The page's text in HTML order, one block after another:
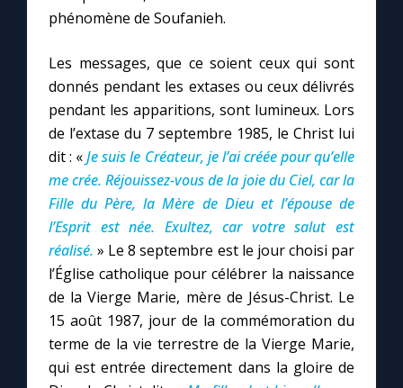
phénomène de Soufanieh.
Les messages, que ce soient ceux qui sont
donnés pendant les extases ou ceux délivrés
pendant les apparitions, sont lumineux. Lors
de l’extase du 7 septembre 1985, le Christ lui
dit : «Je suis le Créateur, je l’ai créée pour qu’elle
me crée. Réjouissez-vous de la joie du Ciel, car la
Fille du Père, la Mère de Dieu et l’épouse de
l’Esprit est née. Exultez, car votre salut est
réalisé. » Le 8 septembre est le jour choisi par
l’Église catholique pour célébrer la naissance
de la Vierge Marie, mère de Jésus-Christ. Le
15 août 1987, jour de la commémoration du
terme de la vie terrestre de la Vierge Marie,
qui est entrée directement dans la gloire de